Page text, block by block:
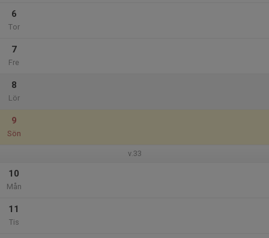
6
Tor
7
Fre
8
Lör
9
Sön
v.33
10
Mån
11
Tis